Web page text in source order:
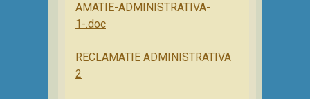
AMATIE-ADMINISTRATIVA-
1-.doc
RECLAMATIE ADMINISTRATIVA
2